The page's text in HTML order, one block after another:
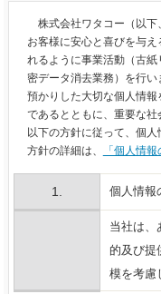
株式会社ワタコー（以下
お客様に安心と喜びを与
れるように事業活動（古
密データ消去業務）を行
預かりした大切な個人情
であるとともに、重要な
以下の方針に従って、個人
方針の詳細は、
「個人情
1. 個人情報
当社は、
的及び提
模を考慮